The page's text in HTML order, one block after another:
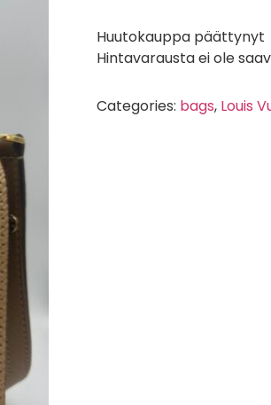
Huutokauppa päättynyt
Hintavarausta ei ole
Categories: bags, Louis